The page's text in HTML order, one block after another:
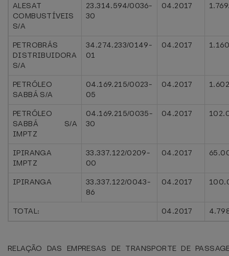
ALESAT
COMBUSTÍVEIS
S/A
23.314.594/0036-
30
04.2017
PETROBRÁS
DISTRIBUIDORA
S/A
34.274.233/0149-
01
04.2017
PETRÓLEO
SABBÁ S/A
04.169.215/0023-
05
04.2017
PETRÓLEO
SABBÁ S/A
IMPTZ
04.169.215/0035-
30
04.2017
IPIRANGA
IMPTZ
33.337.122/0209-
00
04.2017
IPIRANGA
33.337.122/0043-
86
04.2017
TOTAL: 04.2017
RELAÇÃO DAS EMPRESAS DE TRANSPORTE DE